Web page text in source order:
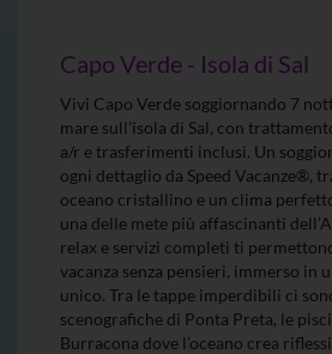
Capo Verde - Isola di Sal
Vivi Capo Verde soggiornando 7
mare sull’isola di Sal, con
a/r e trasferimenti inclusi. Un
ogni dettaglio da Speed Vacanze®,
oceano cristallino e un clima
una delle mete più affascinanti
relax e servizi completi ti
vacanza senza pensieri, immerso in
unico. Tra le tappe imperdibili ci
scenografiche di Ponta Preta, le
Burracona dove l’oceano crea